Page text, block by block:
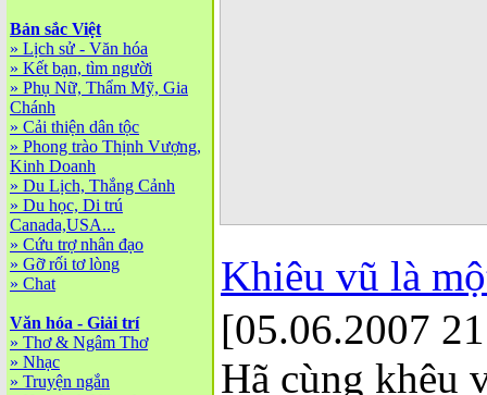
Bản sắc Việt
» Lịch sử - Văn hóa
» Kết bạn, tìm người
» Phụ Nữ, Thẩm Mỹ, Gia
Chánh
» Cải thiện dân tộc
» Phong trào Thịnh Vượng,
Kinh Doanh
» Du Lịch, Thắng Cảnh
» Du học, Di trú
Canada,USA...
» Cứu trợ nhân đạo
» Gỡ rối tơ lòng
» Chat
Văn hóa - Giải trí
» Thơ & Ngâm Thơ
» Nhạc
» Truyện ngắn
Khiêu vũ là
[05.06.2007
Hã cùng khêu